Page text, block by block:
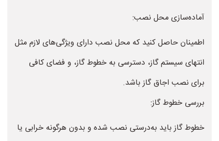
آماده‌سازی محل نصب:
اطمینان حاصل کنید که محل نصب دارای ویژگی‌های لازم مثل
انتهای سیستم گاز، دسترسی به خطوط گاز، و فضای کافی
برای نصب اجاق گاز باشد.
بررسی خطوط گاز:
خطوط گاز باید به‌درستی نصب شده و بدون هرگونه خرابی یا